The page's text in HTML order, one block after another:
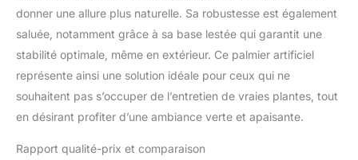
donner une allure plus naturelle. Sa robustesse est également
saluée, notamment grâce à sa base lestée qui garantit une
stabilité optimale, même en extérieur. Ce palmier artificiel
représente ainsi une solution idéale pour ceux qui ne
souhaitent pas s’occuper de l’entretien de vraies plantes, tout
en désirant profiter d’une ambiance verte et apaisante.
Rapport qualité-prix et comparaison